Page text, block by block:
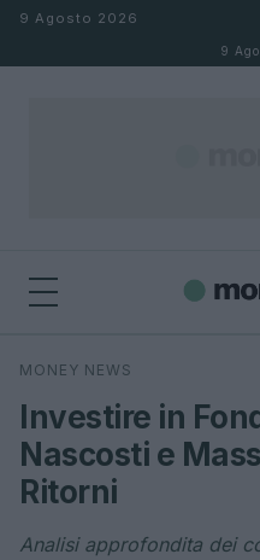
Salta al contenuto
9 Agosto 2026
9
Cerca
MONEY NEWS
Investire in
Nascosti e
Ritorni
Analisi approfondita dei